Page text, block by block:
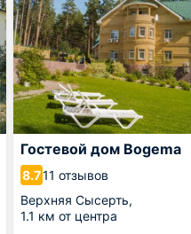
Гостевой дом Bogema
8.711 отзывов
Верхняя Сысерть,
1.1 км от центра